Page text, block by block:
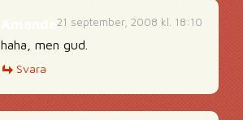
21 september, 2008 kl. 18:10
haha, men gud.
Svara